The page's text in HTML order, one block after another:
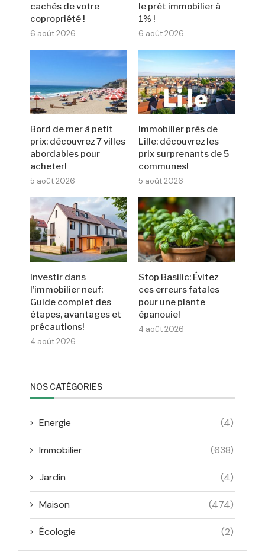
cachés de votre
copropriété !
6 août 2026
le prêt immobilier à
1% !
6 août 2026
Bord de mer à petit
prix: découvrez 7 villes
abordables pour
acheter!
5 août 2026
Immobilier près de
Lille: découvrez les
prix surprenants de 5
communes!
5 août 2026
Investir dans
l’immobilier neuf:
Guide complet des
étapes, avantages et
précautions!
4 août 2026
Stop Basilic: Évitez
ces erreurs fatales
pour une plante
épanouie!
4 août 2026
NOS CATÉGORIES
Energie (4)
Immobilier (638)
Jardin (4)
Maison (474)
Écologie (2)